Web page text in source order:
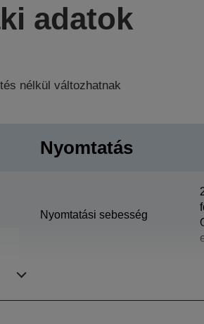
adatok
nélkül változhatnak
Nyomtatás
Nyomtatási sebesség